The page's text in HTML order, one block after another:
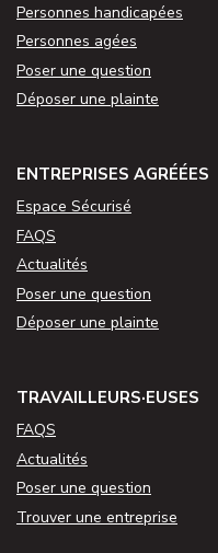
Personnes handicapées
Personnes agées
Poser une question
Déposer une plainte
ENTREPRISES AGRÉÉES
Espace Sécurisé
FAQS
Actualités
Poser une question
Déposer une plainte
TRAVAILLEURS·EUSES
FAQS
Actualités
Poser une question
Trouver une entreprise